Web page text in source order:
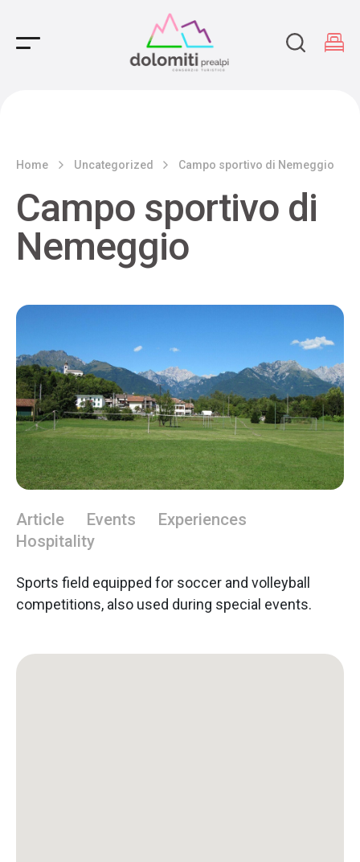
Main Navigation
Home Uncategorized Campo sportivo di Nemeggio
Campo sportivo di
Nemeggio
Article Events
Experiences
Hospitality
Sports field equipped for soccer and volleyball
competitions, also used during special events.